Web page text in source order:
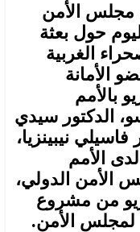
مجلس الأمن
حول بعثة
الغربية
الأمانة
بالأمم
الدكتور سيدي
نيبينزيا،
الأمم
الأمن الدولي،
من مشروع
لمجلس الأمن.